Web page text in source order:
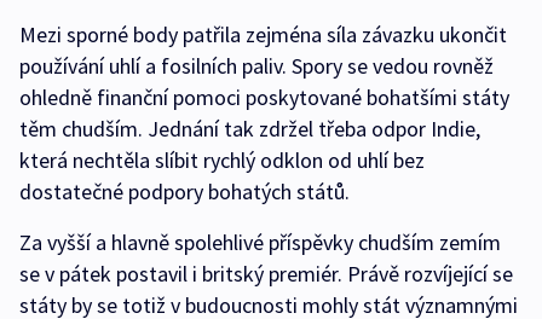
Mezi sporné body patřila zejména síla závazku ukončit
používání uhlí a fosilních paliv. Spory se vedou rovněž
ohledně finanční pomoci poskytované bohatšími státy
těm chudším. Jednání tak zdržel třeba odpor Indie,
která nechtěla slíbit rychlý odklon od uhlí bez
dostatečné podpory bohatých států.
Za vyšší a hlavně spolehlivé příspěvky chudším zemím
se v pátek postavil i britský premiér. Právě rozvíjející se
státy by se totiž v budoucnosti mohly stát významnými